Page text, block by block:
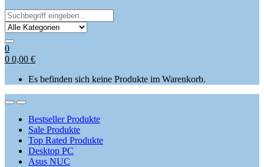
Search
for:
0
0 0,00 €
Es befinden sich keine Produkte im Warenkorb.
OpenClose
Bestseller Produkte
Sale Produkte
Top Rated Produkte
Desktop PC
Asus NUC